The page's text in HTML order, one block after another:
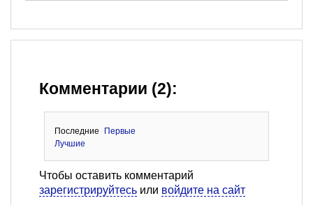
Комментарии (2):
Последние
Первые
Лучшие
Чтобы оставить комментарий
зарегистрируйтесь или войдите на сайт